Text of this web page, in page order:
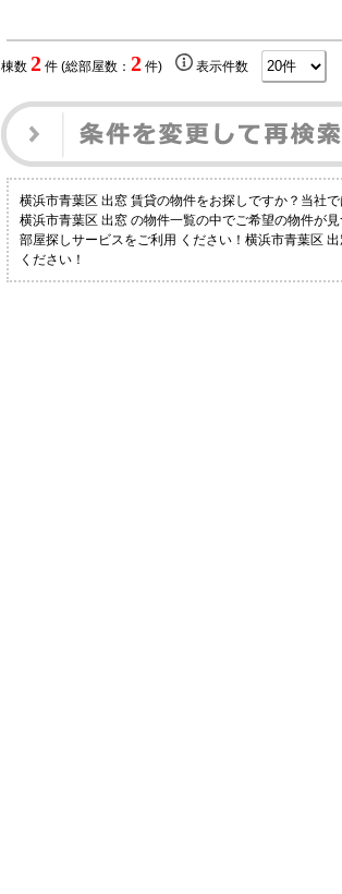
棟数 2件 (総部屋数： 2件) 表示件数
横浜市青葉区 出窓 賃貸の物件をお探しですか？当社
横浜市青葉区 出窓 の物件一覧の中でご希望の物件が
部屋探しサービスをご利用 ください！横浜市青葉区
ください！